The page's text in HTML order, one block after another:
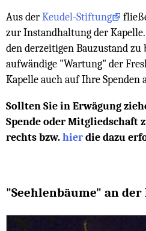
Aus der Keudel-Stiftung
zur Instandhaltung der
den derzeitigen Bauzustand
aufwändige "Wartung" der
Kapelle auch auf Ihre Spenden
Sollten Sie in Erwägung
Spende oder Mitgliedschaft
rechts bzw. hier die dazu
"Seehlenbäume" an